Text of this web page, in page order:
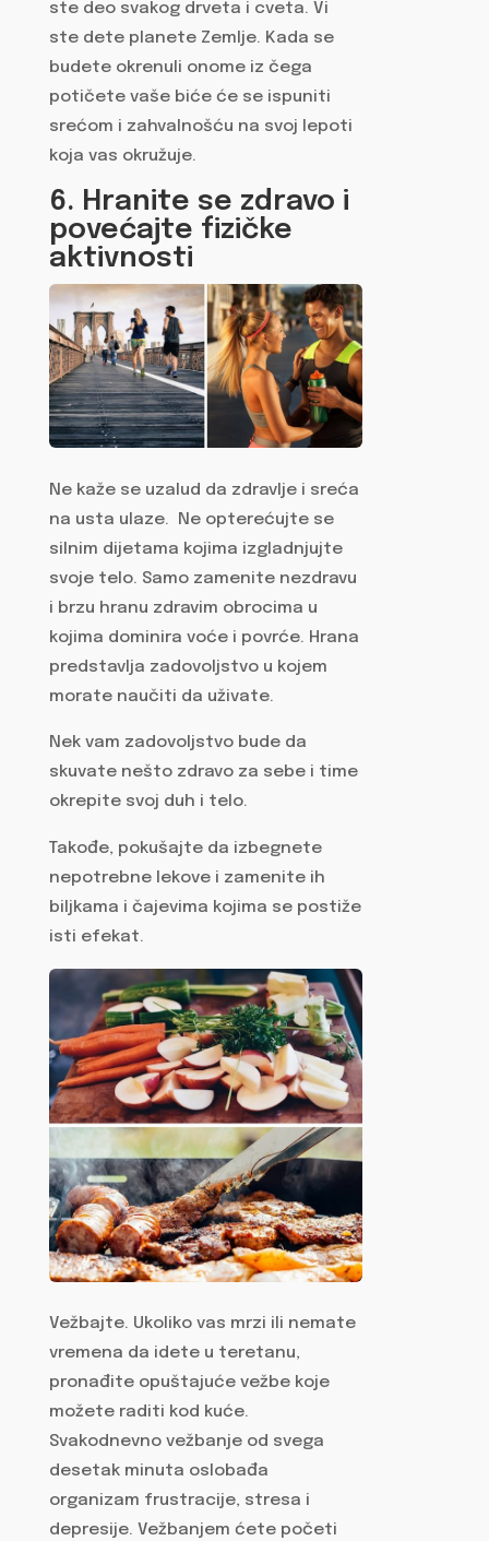
ste deo svakog drveta i cveta. Vi
ste dete planete Zemlje. Kada se
budete okrenuli onome iz čega
potičete vaše biće će se ispuniti
srećom i zahvalnošću na svoj lepoti
koja vas okružuje.
6. Hranite se zdravo i
povećajte fizičke
aktivnosti
Ne kaže se uzalud da zdravlje i sreća
na usta ulaze. Ne opterećujte se
silnim dijetama kojima izgladnjujte
svoje telo. Samo zamenite nezdravu
i brzu hranu zdravim obrocima u
kojima dominira voće i povrće. Hrana
predstavlja zadovoljstvo u kojem
morate naučiti da uživate.
Nek vam zadovoljstvo bude da
skuvate nešto zdravo za sebe i time
okrepite svoj duh i telo.
Takođe, pokušajte da izbegnete
nepotrebne lekove i zamenite ih
biljkama i čajevima kojima se postiže
isti efekat.
Vežbajte. Ukoliko vas mrzi ili nemate
vremena da idete u teretanu,
pronađite opuštajuće vežbe koje
možete raditi kod kuće.
Svakodnevno vežbanje od svega
desetak minuta oslobađa
organizam frustracije, stresa i
depresije. Vežbanjem ćete početi